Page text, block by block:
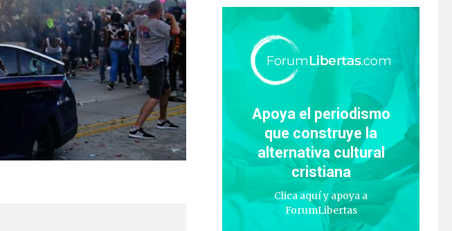
Apoya el periodismo
que construye la
alternativa cultural
cristiana
Clica aquí y apoya a
ForumLibertas